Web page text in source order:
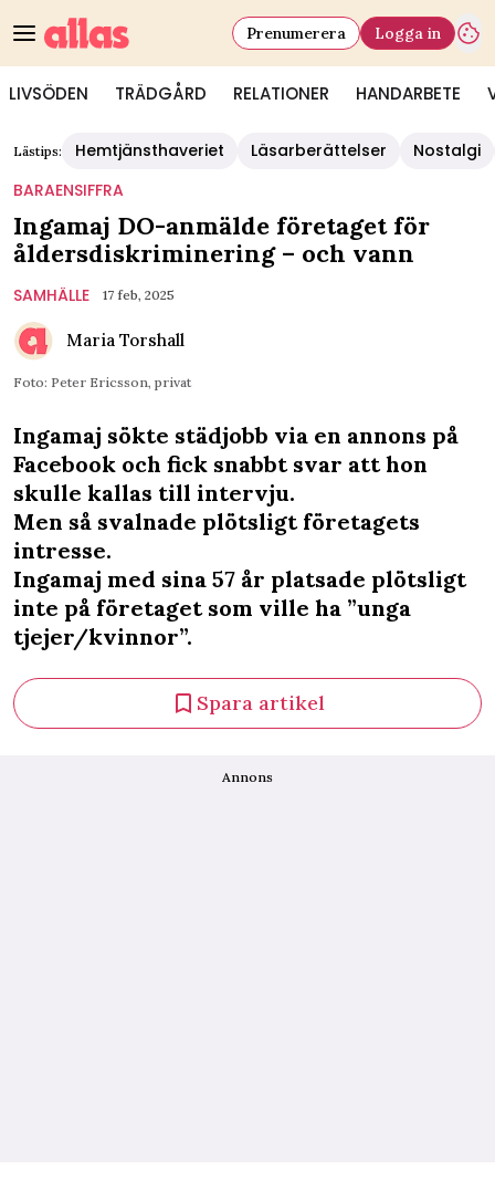
LIVSÖDEN TRÄDGÅRD RELATIONER HANDARBETE
Prenumerera Logga in
Lästips: Hemtjänsthaveriet Läsarberättelser
Nostalgi
BARAENSIFFRA
Ingamaj DO-anmälde företaget för
åldersdiskriminering – och vann
SAMHÄLLE 17 feb, 2025
Maria Torshall
Foto: Peter Ericsson, privat
Ingamaj sökte städjobb via en annons på
Facebook och fick snabbt svar att hon
skulle kallas till intervju.
Men så svalnade plötsligt företagets
intresse.
Ingamaj med sina 57 år platsade plötsligt
inte på företaget som ville ha ”unga
tjejer/kvinnor”.
Spara artikel
Annons